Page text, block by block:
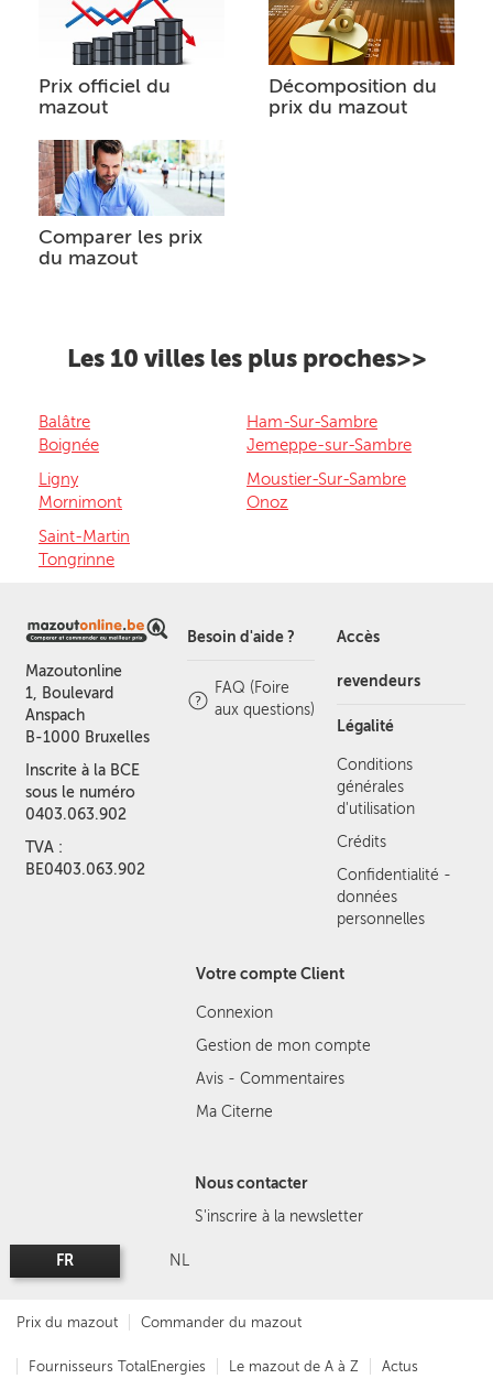
Prix officiel du
mazout
Décomposition du
prix du mazout
Comparer les prix
du mazout
Les 10 villes les plus proches>>
Balâtre
Boignée
Ham-Sur-Sambre
Jemeppe-sur-Sambre
Ligny
Mornimont
Moustier-Sur-Sambre
Onoz
Saint-Martin
Tongrinne
Mazoutonline
1, Boulevard
Anspach
B-1000 Bruxelles
Inscrite à la BCE
sous le numéro
0403.063.902
TVA :
BE0403.063.902
Besoin d'aide ?
FAQ (Foire
aux questions)
Accès
revendeurs
Légalité
Conditions
générales
d'utilisation
Crédits
Confidentialité -
données
personnelles
Votre compte Client
Connexion
Gestion de mon compte
Avis - Commentaires
Ma Citerne
Nous contacter
S'inscrire à la newsletter
FR NL
Prix du mazout Commander du mazout
Fournisseurs TotalEnergies Le mazout de A à Z Actus